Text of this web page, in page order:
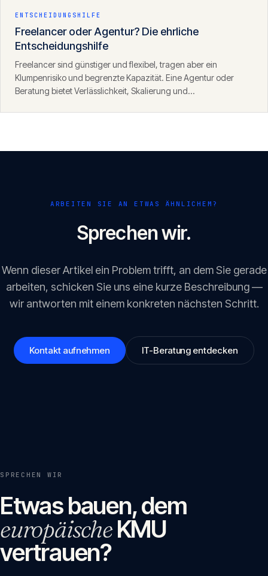
ENTSCHEIDUNGSHILFE
Freelancer oder Agentur? Die ehrliche
Entscheidungshilfe
Freelancer sind günstiger und flexibel, tragen aber ein
Klumpenrisiko und begrenzte Kapazität. Eine Agentur oder
Beratung bietet Verlässlichkeit, Skalierung und
ARBEITEN SIE AN ETWAS ÄHNLICHEM?
Sprechen wir.
Wenn dieser Artikel ein Problem trifft, an dem Sie gerade
arbeiten, schicken Sie uns eine kurze Beschreibung —
wir antworten mit einem konkreten nächsten Schritt.
Kontakt aufnehmen IT-Beratung entdecken
SPRECHEN WIR
Etwas bauen, dem
europäischeKMU
vertrauen?